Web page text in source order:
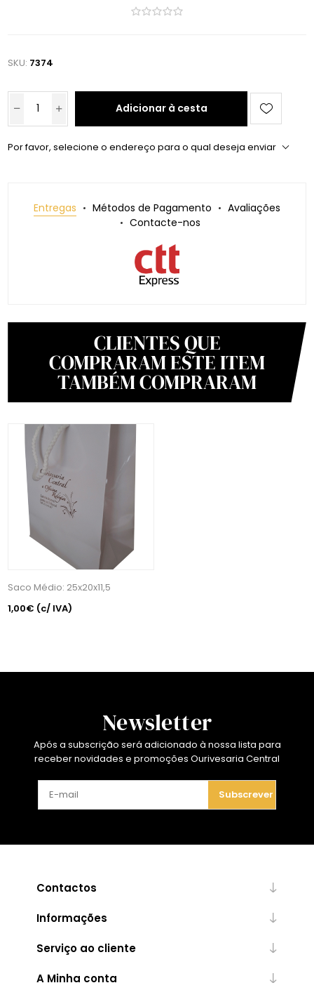
SKU: 7374
Adicionar à cesta
Por favor, selecione o endereço para o qual deseja enviar
Entregas Métodos de Pagamento
Avaliações
Contacte-nos
CLIENTES QUE
COMPRARAM ESTE ITEM
TAMBÉM COMPRARAM
Saco Médio: 25x20x11,5
1,00€ (c/ IVA)
Newsletter
Após a subscrição será adicionado à nossa lista para
receber novidades e promoções Ourivesaria Central
Subscrever
Contactos
Informações
Serviço ao cliente
A Minha conta